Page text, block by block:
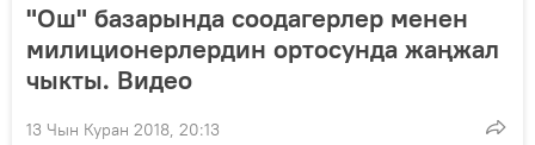
"Ош" базарында соодагерлер менен
милиционерлердин ортосунда жаңжал
чыкты. Видео
13 Чын Куран 2018, 20:13